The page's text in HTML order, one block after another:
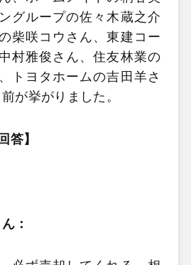
グループの佐々木蔵之介
柴咲コウさん、東建コー
村雅俊さん、住友林業の
トヨタホームの吉田羊さ
が挙がりました。
答】
：